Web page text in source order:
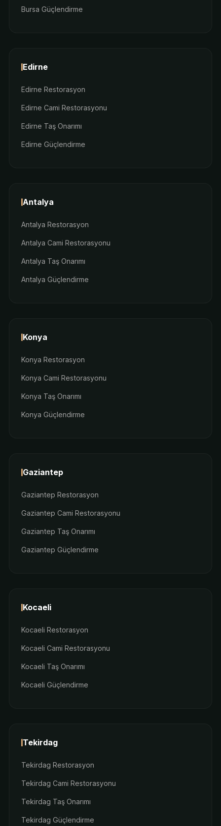
Bursa Güçlendirme
Edirne
Edirne Restorasyon
Edirne Cami Restorasyonu
Edirne Taş Onarımı
Edirne Güçlendirme
Antalya
Antalya Restorasyon
Antalya Cami Restorasyonu
Antalya Taş Onarımı
Antalya Güçlendirme
Konya
Konya Restorasyon
Konya Cami Restorasyonu
Konya Taş Onarımı
Konya Güçlendirme
Gaziantep
Gaziantep Restorasyon
Gaziantep Cami Restorasyonu
Gaziantep Taş Onarımı
Gaziantep Güçlendirme
Kocaeli
Kocaeli Restorasyon
Kocaeli Cami Restorasyonu
Kocaeli Taş Onarımı
Kocaeli Güçlendirme
Tekirdag
Tekirdag Restorasyon
Tekirdag Cami Restorasyonu
Tekirdag Taş Onarımı
Tekirdag Güçlendirme